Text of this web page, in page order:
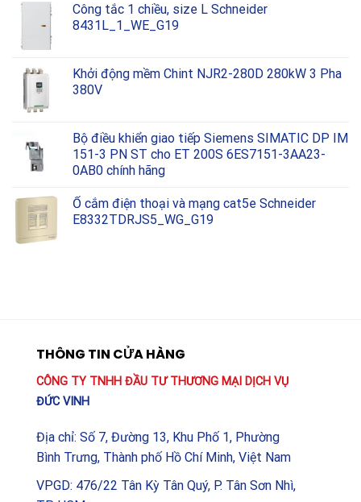
Công tắc 1 chiều, size L Schneider
8431L_1_WE_G19
Khởi động mềm Chint NJR2-280D 280kW 3 Pha
380V
Bộ điều khiển giao tiếp Siemens SIMATIC DP IM
151-3 PN ST cho ET 200S 6ES7151-3AA23-
0AB0 chính hãng
Ổ cắm điện thoại và mạng cat5e Schneider
E8332TDRJS5_WG_G19
THÔNG TIN CỬA HÀNG
CÔNG TY TNHH ĐẦU TƯ THƯƠNG MẠI DỊCH VỤ
ĐỨC VINH
Địa chỉ: Số 7, Đường 13, Khu Phố 1, Phường
Bình Trưng, Thành phố Hồ Chí Minh, Việt Nam
VPGD: 476/22 Tân Kỳ Tân Quý, P. Tân Sơn Nhì,